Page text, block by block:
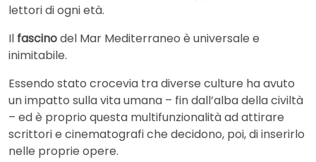
lettori di ogni età.
Il fascinodel Mar Mediterraneo è universale e
inimitabile.
Essendo stato crocevia tra diverse culture ha avuto
un impatto sulla vita umana – fin dall’alba della civiltà
– ed è proprio questa multifunzionalità ad attirare
scrittori e cinematografi che decidono, poi, di inserirlo
nelle proprie opere.